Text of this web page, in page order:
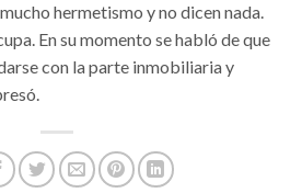
hermetismo y no dicen nada.
En su momento se habló de que
con la parte inmobiliaria y